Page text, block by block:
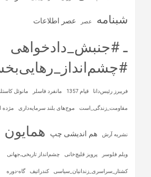
شبنامه عصر عصر اطلاعات
ـ #جنبش_دادخواهی
فریبرز رئیس‌دانا قیام 1357 مانفرد فاسلر مانوئل
مقاومت_زندگی_است موج‌های بلند سرمایه‌داری مژده
نشریه آرش هم اندیشی چپ همایون
ویلم فلوسر پرویز قلیچ‌خانی چشم‌انداز تاریخی‌ـ‌جهانی
کشتار_سراسری_زندانیان_سیاسی کندراتیف گاه-دوره